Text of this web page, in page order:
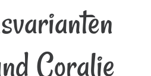
Coralie